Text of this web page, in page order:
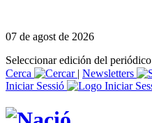
07 de agost de 2026
Seleccionar edición del periódico
Cerca
| Newsletters
Iniciar Sessió